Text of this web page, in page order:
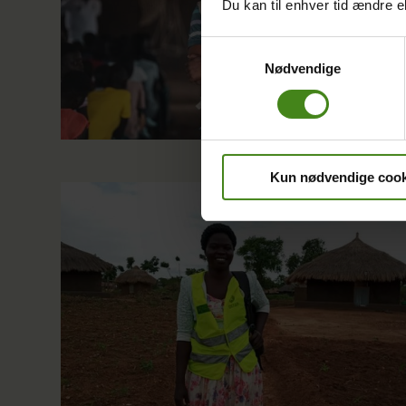
Du kan til enhver tid ændre
Nødvendige
Kun nødvendige